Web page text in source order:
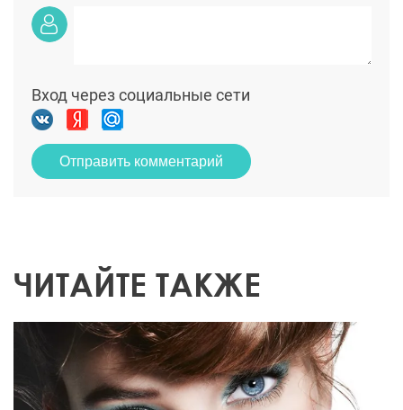
Вход через социальные сети
Отправить комментарий
ЧИТАЙТЕ ТАКЖЕ